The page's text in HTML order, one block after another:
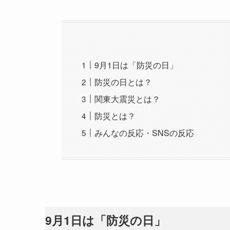
9月1日は「防災の日」
防災の日とは？
関東大震災とは？
防災とは？
みんなの反応・SNSの反応
9月1日は「防災の日」